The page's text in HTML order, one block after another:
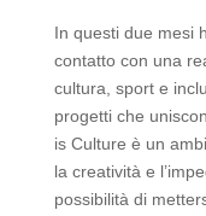
In questi due mesi
contatto con una
cultura, sport e
progetti che
is Culture è un
la creatività e
possibilità di